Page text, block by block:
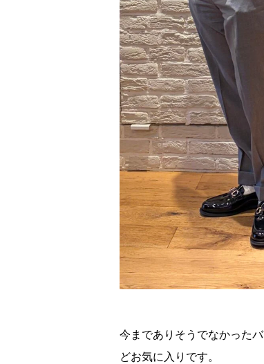
今までありそうでなかった
どお気に入りです。